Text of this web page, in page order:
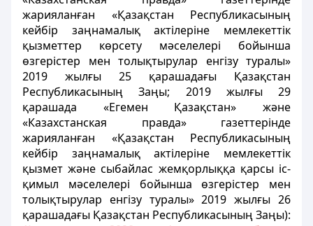
жарияланған «Қазақстан Республикасының
кейбір заңнамалық актілеріне мемлекеттік
қызметтер көрсету мәселелері бойынша
өзгерістер мен толықтырулар енгізу туралы»
2019 жылғы 25 қарашадағы Қазақстан
Республикасының Заңы; 2019 жылғы 29
қарашада «Егемен Қазақстан» және
«Казахстанская правда» газеттерінде
жарияланған «Қазақстан Республикасының
кейбір заңнамалық актілеріне мемлекеттік
қызмет және сыбайлас жемқорлыққа қарсы іс-
қимыл мәселелері бойынша өзгерістер мен
толықтырулар енгізу туралы» 2019 жылғы 26
қарашадағы Қазақстан Республикасының Заңы):